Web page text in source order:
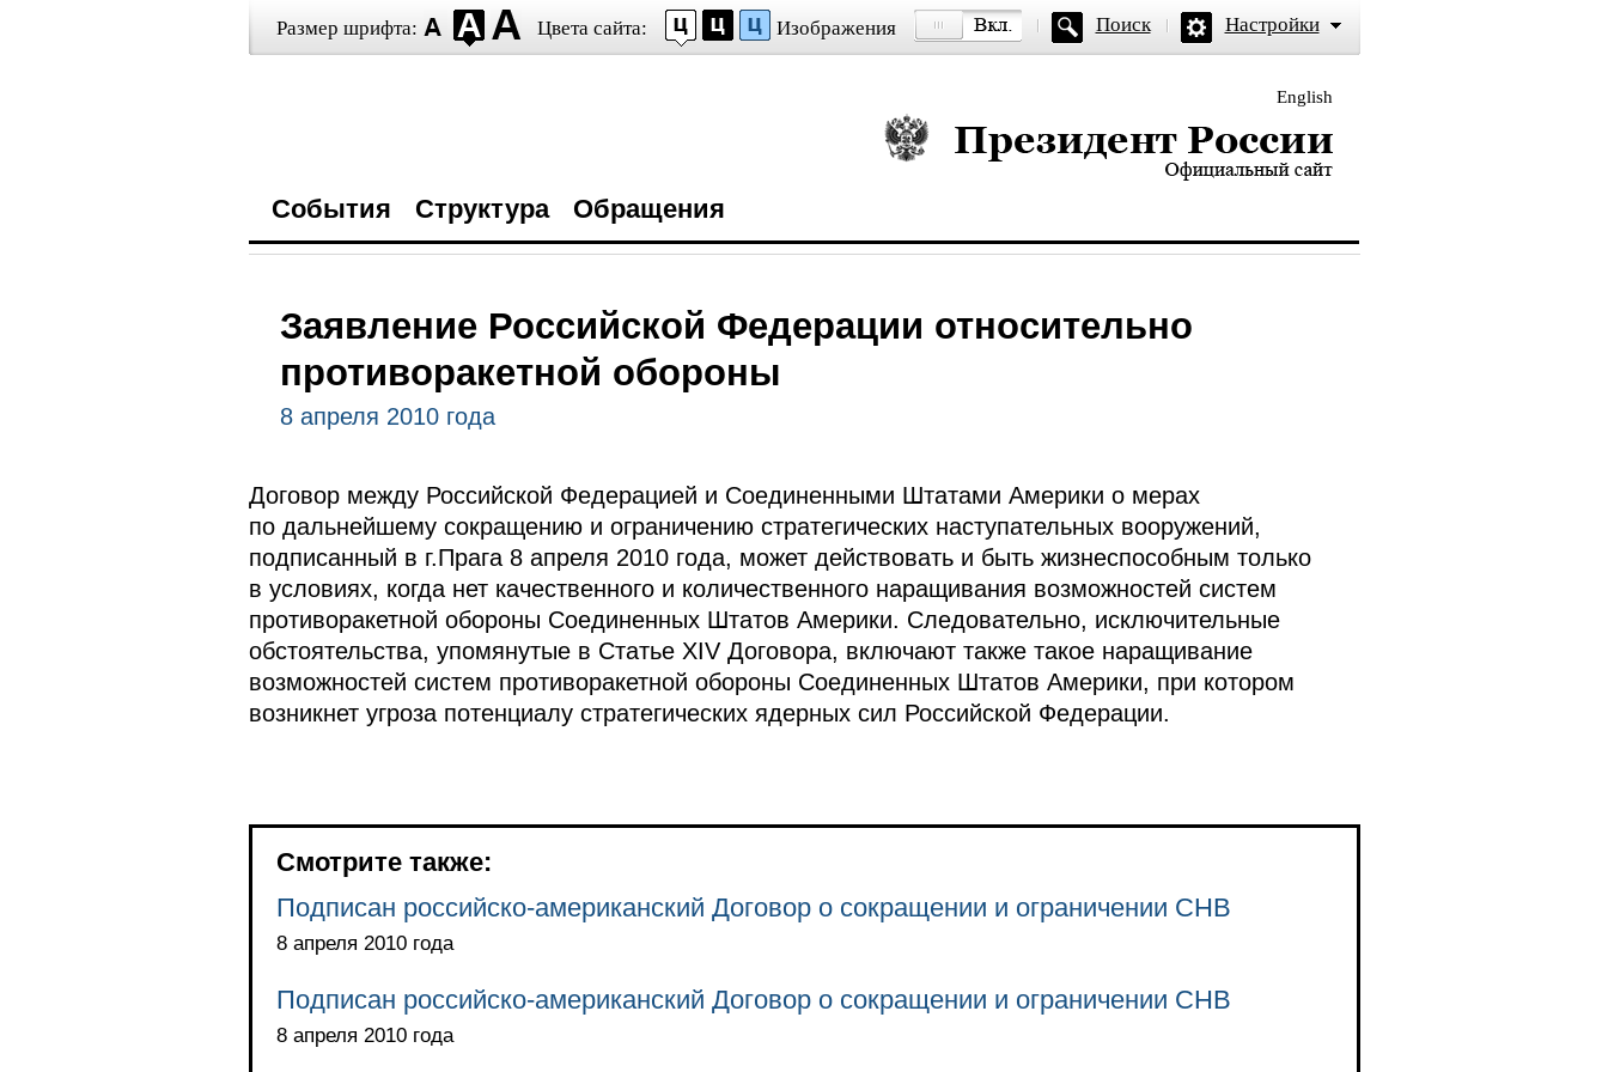
Размер шрифта: Цвета сайта: Изображения Поиск Настройки
English
Президент России — официальный сайт
События Структура Обращения
Заявление Российской Федерации относительно
противоракетной обороны
8 апреля 2010 года
Договор между Российской Федерацией и Соединенными Штатами Америки о мерах
по дальнейшему сокращению и ограничению стратегических наступательных вооружений,
подписанный в г.Прага 8 апреля 2010 года, может действовать и быть жизнеспособным только
в условиях, когда нет качественного и количественного наращивания возможностей систем
противоракетной обороны Соединенных Штатов Америки. Следовательно, исключительные
обстоятельства, упомянутые в Статье XIV Договора, включают также такое наращивание
возможностей систем противоракетной обороны Соединенных Штатов Америки, при котором
возникнет угроза потенциалу стратегических ядерных сил Российской Федерации.
Смотрите также:
Подписан российско-американский Договор о сокращении и ограничении СНВ
8 апреля 2010 года
Подписан российско-американский Договор о сокращении и ограничении СНВ
8 апреля 2010 года